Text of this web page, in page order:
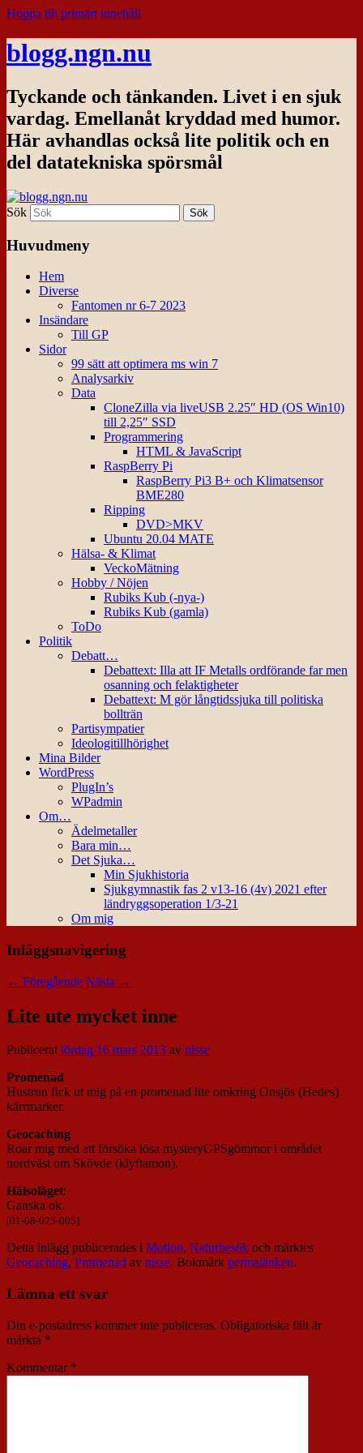
Hoppa till primärt innehåll
blogg.ngn.nu
Tyckande och tänkanden. Livet i en sjuk
vardag. Emellanåt kryddad med humor.
Här avhandlas också lite politik och en
del datatekniska spörsmål
Sök
Huvudmeny
Hem
Diverse
Fantomen nr 6-7 2023
Insändare
Till GP
Sidor
99 sätt att optimera ms win 7
Analysarkiv
Data
CloneZilla via liveUSB 2.25″ HD (OS Win10)
till 2,25″ SSD
Programmering
HTML & JavaScript
RaspBerry Pi
RaspBerry Pi3 B+ och Klimatsensor
BME280
Ripping
DVD>MKV
Ubuntu 20.04 MATE
Hälsa- & Klimat
VeckoMätning
Hobby / Nöjen
Rubiks Kub (-nya-)
Rubiks Kub (gamla)
ToDo
Politik
Debatt…
Debattext: Illa att IF Metalls ordförande far men
osanning och felaktigheter
Debattext: M gör långtidssjuka till politiska
bollträn
Partisympatier
Ideologitillhörighet
Mina Bilder
WordPress
PlugIn’s
WPadmin
Om…
Ädelmetaller
Bara min…
Det Sjuka…
Min Sjukhistoria
Sjukgymnastik fas 2 v13-16 (4v) 2021 efter
ländryggsoperation 1/3-21
Om mig
Inläggsnavigering
← Föregående Nästa →
Lite ute mycket inne
Publiceratlördag 16 mars 2013 av nisse
Promenad
Hustrun fick ut mig på en promenad lite omkring Onsjös (Hedes)
kärrmarker.
Geocaching
Roar mig med att försöka lösa mysteryGPSgömmor i området
nordväst om Skövde (klyftamon).
Hälsoläget:
Ganska ok.
[01-08-025-005]
Detta inlägg publicerades i Motion, Naturbesök och märktes
Geocaching, Promenad av nisse. Bokmärk permalänken.
Lämna ett svar
Din e-postadress kommer inte publiceras. Obligatoriska fält är
märkta *
Kommentar *